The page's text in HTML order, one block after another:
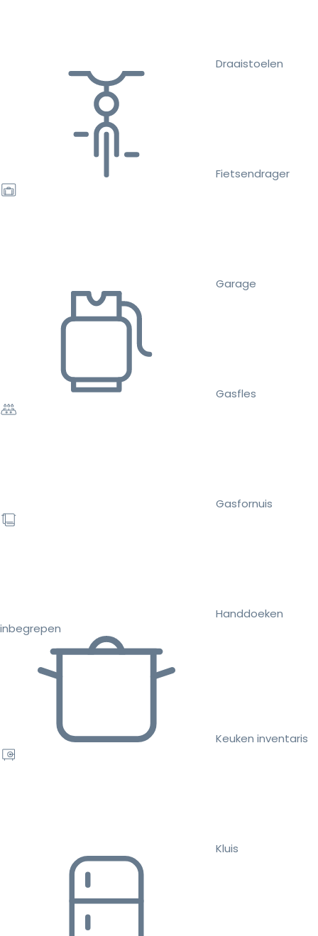
Draaistoelen
Fietsendrager
Garage
Gasfles
Gasfornuis
Handdoeken
inbegrepen
Keuken inventaris
Kluis